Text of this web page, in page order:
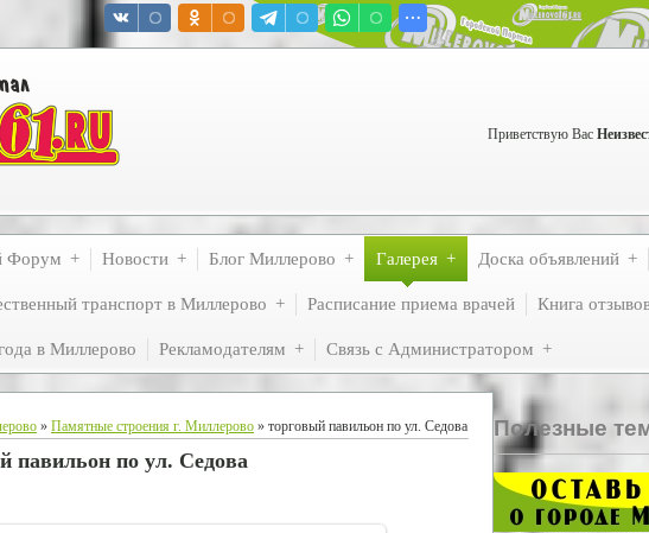
Приветствую Вас
Форум Новости Блог Миллерово Галерея Доска объявлений
транспорт в Миллерово Расписание приема врачей Книга
в Миллерово Рекламодателям Связь с Администратором
» Памятные строения г. Миллерово » торговый павильон по ул. Седова
павильон по ул. Седова
Полезные